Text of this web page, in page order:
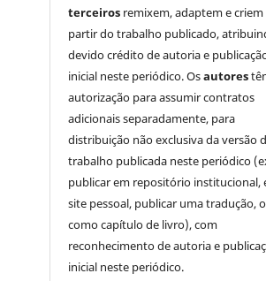
terceiros remixem, adaptem e criem
partir do trabalho publicado,
devido crédito de autoria e
inicial neste periódico. Osautores
autorização para assumir contratos
adicionais separadamente, para
distribuição não exclusiva da versão
trabalho publicada neste periódico
publicar em repositório institucional,
site pessoal, publicar uma tradução,
como capítulo de livro), com
reconhecimento de autoria e
inicial neste periódico.